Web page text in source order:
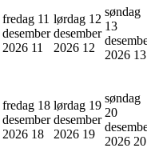
fredag 11
desember
2026 11
lørdag 12
desember
2026 12
søndag
13
2026 13
fredag 18
desember
2026 18
lørdag 19
desember
2026 19
søndag
20
2026 20